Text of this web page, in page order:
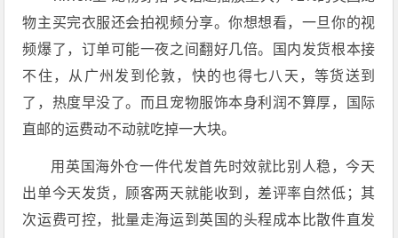
物主买完衣服还会拍视频分享。你想想看，一旦你的视
频爆了，订单可能一夜之间翻好几倍。国内发货根本接
不住，从广州发到伦敦，快的也得七八天，等货送到
了，热度早没了。而且宠物服饰本身利润不算厚，国际
直邮的运费动不动就吃掉一大块。
用英国海外仓一件代发首先时效就比别人稳，今天
出单今天发货，顾客两天就能收到，差评率自然低；其
次运费可控，批量走海运到英国的头程成本比散件直发